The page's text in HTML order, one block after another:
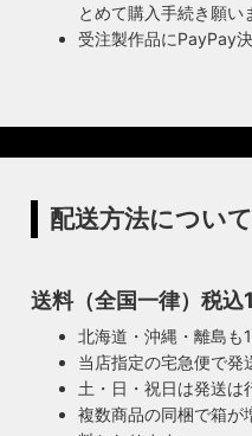
とめて購入手続き願い
受注製作品にPayPay
配送方法について
送料（全国一律）税込
北海道・沖縄・離島も
当店指定の宅急便で発
土・日・祝日は発送は
複数商品の同梱で箱が